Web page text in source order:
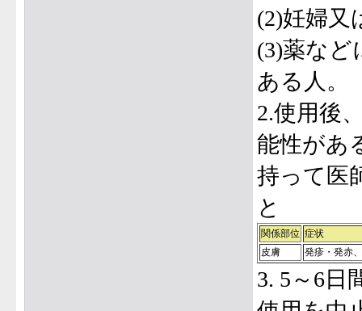
(2)妊婦又
(3)薬など
ある人。
2.使用後
能性があ
持って医
と
関係部位 症状
皮膚
発疹・発赤
3. 5～6日